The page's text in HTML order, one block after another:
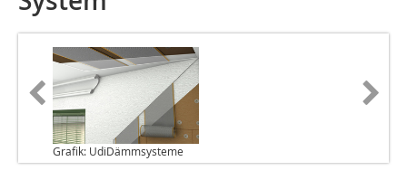
Grafik: UdiDämmsysteme